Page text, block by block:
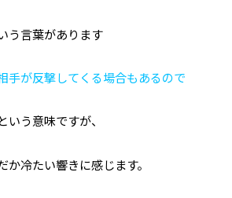
う言葉があります
手が反撃してくる場合もあるので
という意味ですが、
か冷たい響きに感じます。